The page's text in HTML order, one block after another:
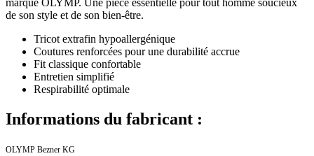
marque OLYMP. Une pièce essentielle pour tout homme soucieux
de son style et de son bien-être.
Tricot extrafin hypoallergénique
Coutures renforcées pour une durabilité accrue
Fit classique confortable
Entretien simplifié
Respirabilité optimale
Informations du fabricant :
OLYMP Bezner KG